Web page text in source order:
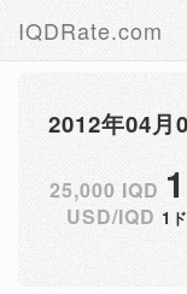
IQDRate.com
2012年04月
25,000 IQD
USD/IQD 1